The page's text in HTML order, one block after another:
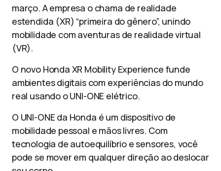
março. A empresa o chama de realidade
estendida (XR) “primeira do gênero”, unindo
mobilidade com aventuras de realidade virtual
(VR).
O novo Honda XR Mobility Experience funde
ambientes digitais com experiências do mundo
real usando o UNI-ONE elétrico.
O UNI-ONE da Honda é um dispositivo de
mobilidade pessoal e mãos livres. Com
tecnologia de autoequilíbrio e sensores, você
pode se mover em qualquer direção ao deslocar